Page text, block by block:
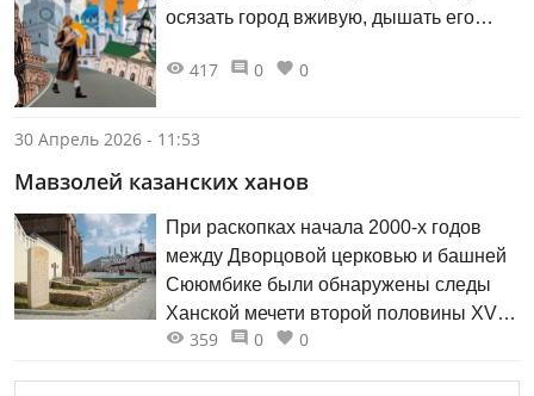
осязать город вживую, дышать его
звуки. Подробнее — в карточках
417 0 0
30 Апрель 2026 - 11:53
Мавзолей казанских ханов
При раскопках начала 2000-х годов
между Дворцовой церковью и башней
Сююмбике были обнаружены следы
Ханской мечети второй половины XV
— первой половины XVI века. Северо-
359 0 0